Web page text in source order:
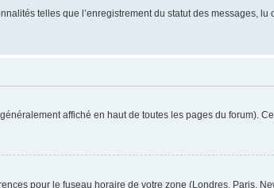
telles que l’enregistrement du statut des messages, lu
affiché en haut de toutes les pages du forum).
pour le fuseau horaire de votre zone (Londres, Paris,